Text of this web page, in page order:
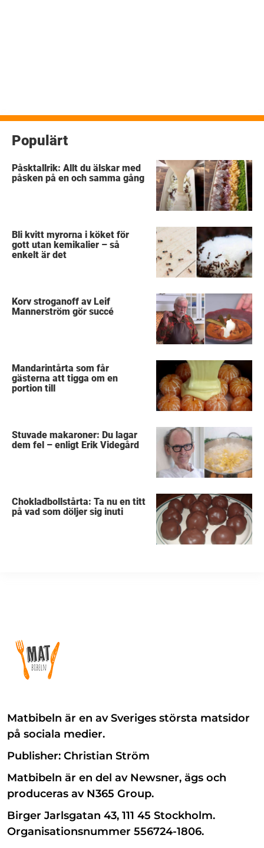
Populärt
Påsktallrik: Allt du älskar med
påsken på en och samma gång
Bli kvitt myrorna i köket för
gott utan kemikalier – så
enkelt är det
Korv stroganoff av Leif
Mannerström gör succé
Mandarintårta som får
gästerna att tigga om en
portion till
Stuvade makaroner: Du lagar
dem fel – enligt Erik Videgård
Chokladbollstårta: Ta nu en titt
på vad som döljer sig inuti
Matbibeln är en av Sveriges största matsidor
på sociala medier.
Publisher: Christian Ström
Matbibeln är en del av Newsner, ägs och
produceras av N365 Group.
Birger Jarlsgatan 43, 111 45 Stockholm.
Organisationsnummer 556724-1806.